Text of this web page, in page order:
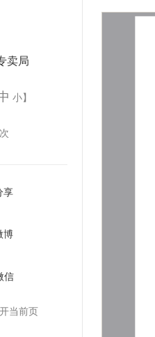
卖局
小】
次
享
博
信
当前页